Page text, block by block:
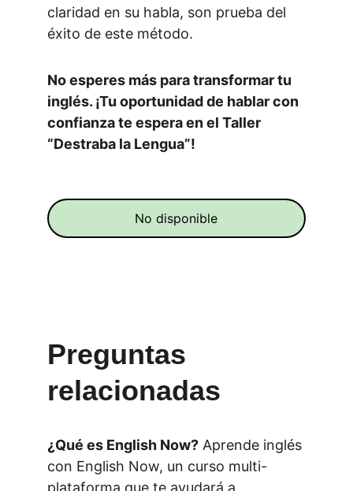
claridad en su habla, son prueba del
éxito de este método.
No esperes más para transformar tu
inglés. ¡Tu oportunidad de hablar con
confianza te espera en el Taller
“Destraba la Lengua”!
No disponible
Preguntas
relacionadas
¿Qué es English Now? Aprende inglés
con English Now, un curso multi-
plataforma que te ayudará a